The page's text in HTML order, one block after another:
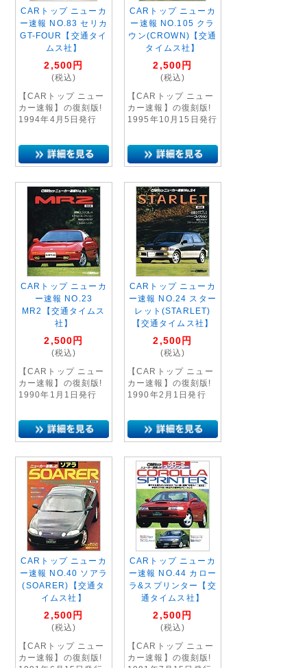
CARトップ ニューカ
ー速報 NO.83 セリカ
GT-FOUR【交通タイ
ムス社】
2,500 円
(税込)
【CARトップ ニュー
カー速報】の復刻版!
1994年4月5日発行
CARトップ ニューカ
ー速報 NO.105 クラ
ウン(CROWN)【交通
タイムス社】
2,500 円
(税込)
【CARトップ ニュー
カー速報】の復刻版!
1995年10月15日発行
CARトップ ニューカ
ー速報 NO.23
MR2【交通タイムス
社】
2,500 円
(税込)
【CARトップ ニュー
カー速報】の復刻版!
1990年1月1日発行
CARトップ ニューカ
ー速報 NO.24 スター
レット(STARLET)
【交通タイムス社】
2,500 円
(税込)
【CARトップ ニュー
カー速報】の復刻版!
1990年2月1日発行
CARトップ ニューカ
ー速報 NO.40 ソアラ
(SOARER)【交通タ
イムス社】
2,500 円
(税込)
【CARトップ ニュー
カー速報】の復刻版!
CARトップ ニューカ
ー速報 NO.44 カロー
ラ&スプリンター【交
通タイムス社】
2,500 円
(税込)
【CARトップ ニュー
カー速報】の復刻版!